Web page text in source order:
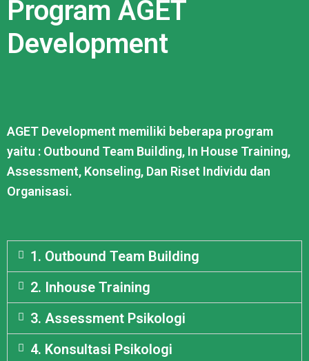
Program AGET
Development
AGET Development memiliki beberapa program
yaitu : Outbound Team Building, In House Training,
Assessment, Konseling, Dan Riset Individu dan
Organisasi.
1. Outbound Team Building
2. Inhouse Training
3. Assessment Psikologi
4. Konsultasi Psikologi